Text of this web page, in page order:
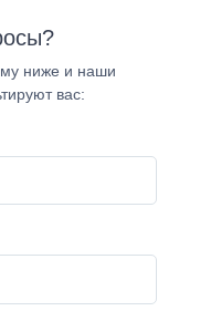
ниже и наши
вас: